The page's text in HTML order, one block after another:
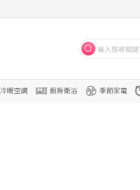
冷暖空調 廚房衛浴 季節家電